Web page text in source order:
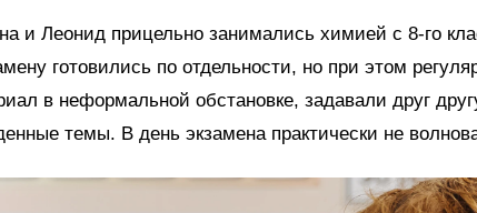
и Леонид прицельно занимались химией с 8-го
готовились по отдельности, но при этом
в неформальной обстановке, задавали друг
темы. В день экзамена практически не